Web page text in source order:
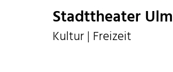
Stadttheater Ulm
Kultur | Freizeit